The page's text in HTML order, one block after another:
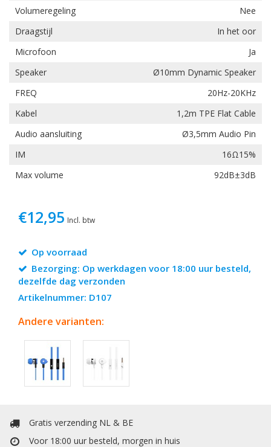
Volumeregeling
Nee
Draagstijl
In het oor
Microfoon
Ja
Speaker
Ø10mm Dynamic Speaker
FREQ
20Hz-20KHz
Kabel
1,2m TPE Flat Cable
Audio aansluiting
Ø3,5mm Audio Pin
IM
16Ω15%
Max volume
92dB±3dB
€12,95 Incl. btw
Op voorraad
Bezorging: Op werkdagen voor 18:00 uur besteld,
dezelfde dag verzonden
Artikelnummer: D107
Andere varianten:
Gratis verzending NL & BE
Voor 18:00 uur besteld, morgen in huis